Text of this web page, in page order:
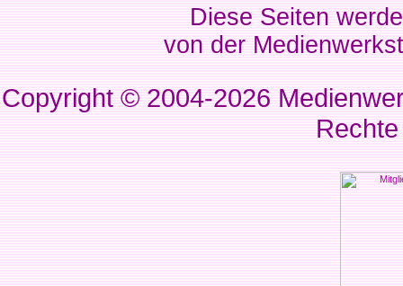
Diese Seiten
von der
Copyright © 2004-2026